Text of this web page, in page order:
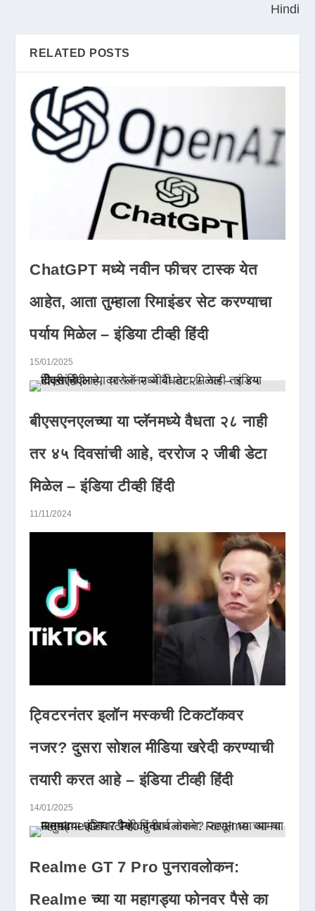
Hindi
RELATED POSTS
ChatGPT मध्ये नवीन फीचर टास्क येत
आहेत, आता तुम्हाला रिमाइंडर सेट करण्याचा
पर्याय मिळेल – इंडिया टीव्ही हिंदी
15/01/2025
बीएसएनएलच्या या प्लॅनमध्ये वैधता २८ नाही
तर ४५ दिवसांची आहे, दररोज २ जीबी डेटा
मिळेल – इंडिया टीव्ही हिंदी
11/11/2024
ट्विटरनंतर इलॉन मस्कची टिकटॉकवर
नजर? दुसरा सोशल मीडिया खरेदी करण्याची
तयारी करत आहे – इंडिया टीव्ही हिंदी
14/01/2025
Realme GT 7 Pro पुनरावलोकन:
Realme च्या या महागड्या फोनवर पैसे का